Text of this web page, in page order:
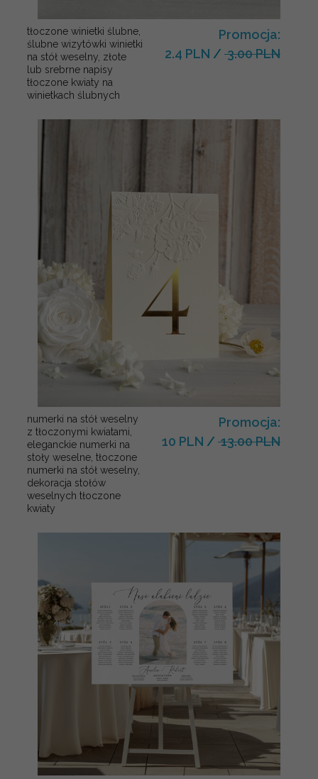
tłoczone winietki ślubne,
ślubne wizytówki winietki
na stół weselny, złote
lub srebrne napisy
tłoczone kwiaty na
winietkach ślubnych
Promocja:
2.4 PLN / 3.00 PLN
numerki na stół weselny
z tłoczonymi kwiatami,
eleganckie numerki na
stoły weselne, tłoczone
numerki na stół weselny,
dekoracja stołów
weselnych tłoczone
kwiaty
Promocja:
10 PLN / 13.00 PLN